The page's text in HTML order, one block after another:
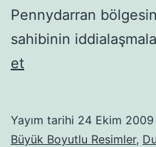
Pennydarran
sahibinin
etBuharlı-
27
Yayım tarihi 24 Ekim 2009
Büyük Boyutlu Resimler,